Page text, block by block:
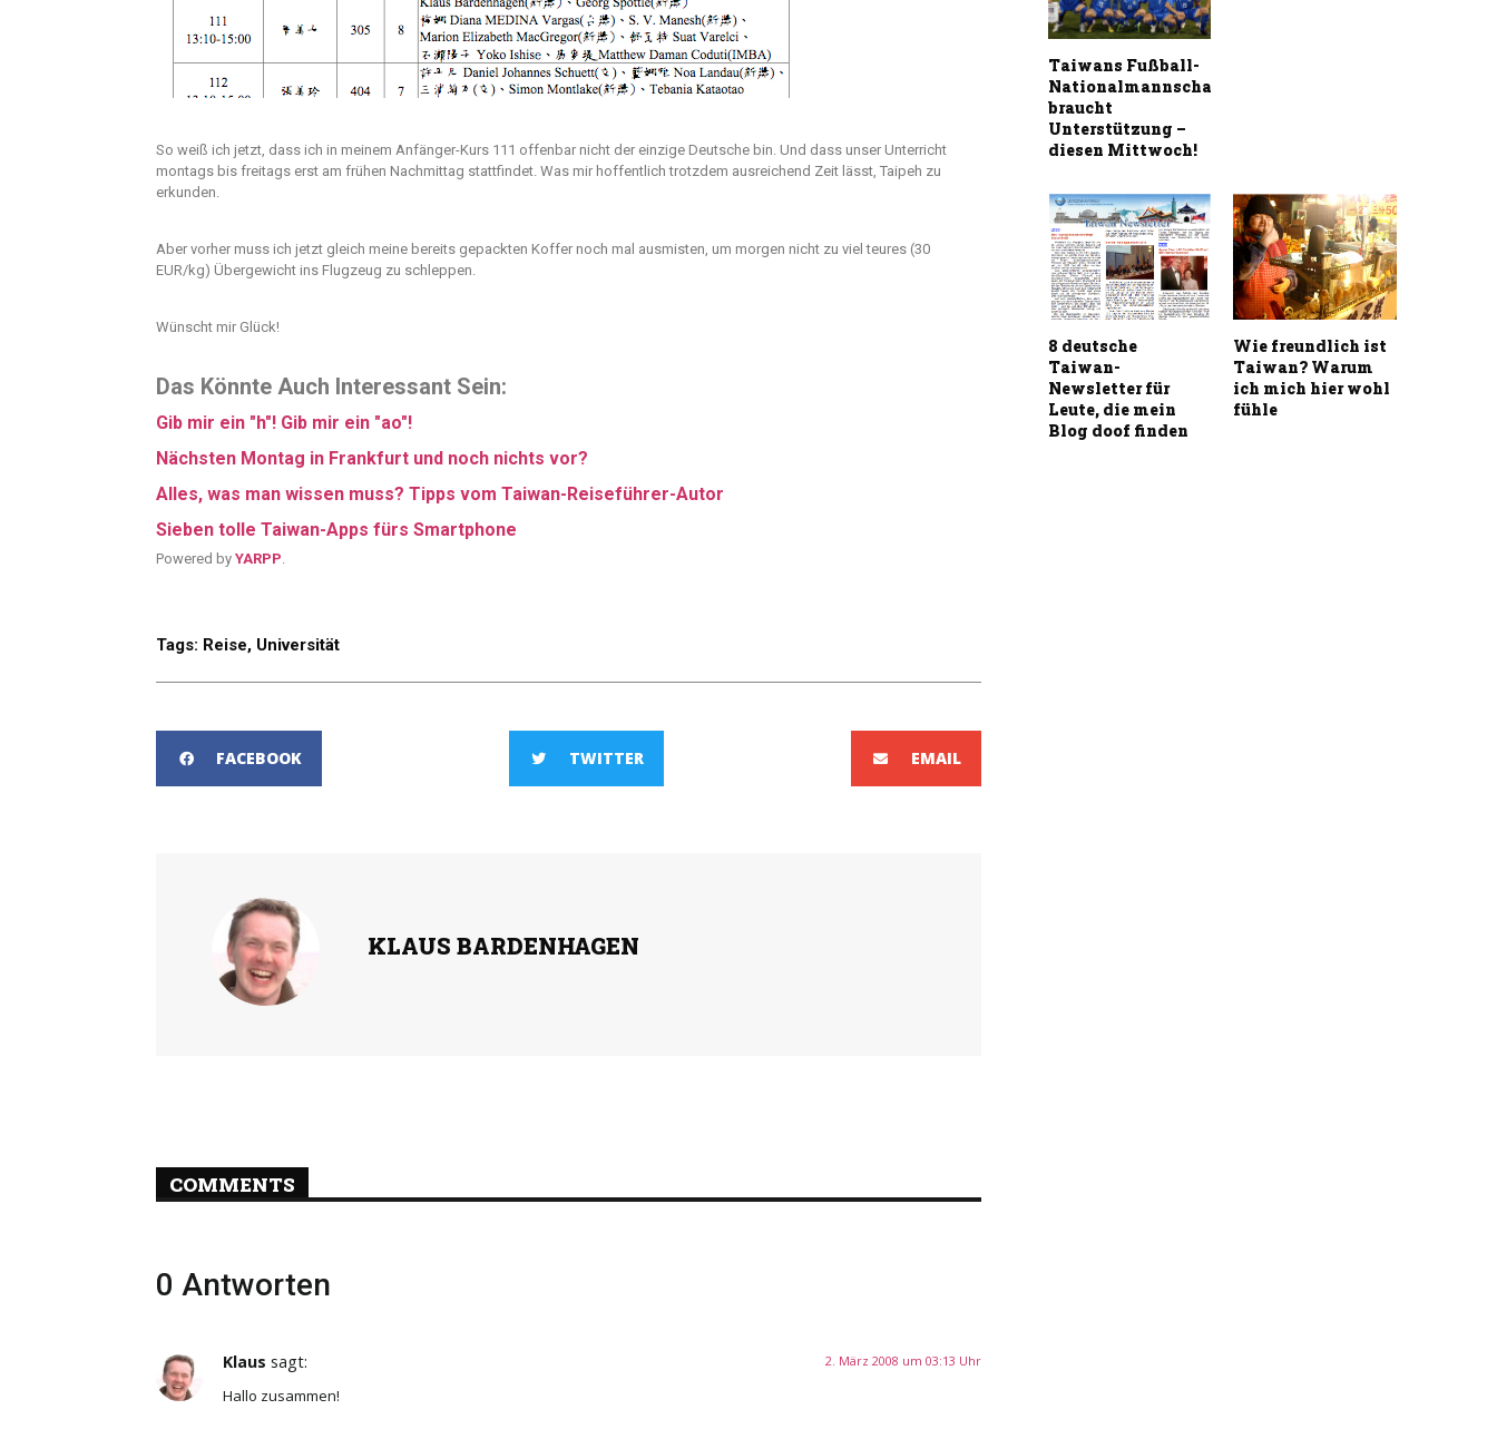
So weiß ich jetzt, dass ich in meinem Anfänger-Kurs 111 offenbar nicht der einzige Deutsche bin. Und dass unser Unterricht
montags bis freitags erst am frühen Nachmittag stattfindet. Was mir hoffentlich trotzdem ausreichend Zeit lässt, Taipeh zu
erkunden.
Aber vorher muss ich jetzt gleich meine bereits gepackten Koffer noch mal ausmisten, um morgen nicht zu viel teures (30
EUR/kg) Übergewicht ins Flugzeug zu schleppen.
Wünscht mir Glück!
Das Könnte Auch Interessant Sein:
Gib mir ein "h"! Gib mir ein "ao"!
Nächsten Montag in Frankfurt und noch nichts vor?
Alles, was man wissen muss? Tipps vom Taiwan-Reiseführer-Autor
Sieben tolle Taiwan-Apps fürs Smartphone
Powered by YARPP.
Tags: Reise, Universität
FACEBOOK TWITTER EMAIL
KLAUS BARDENHAGEN
COMMENTS
0 Antworten
Klaus sagt: 2. März 2008 um 03:13 Uhr
Hallo zusammen!
Taiwans Fußball-
Nationalmannschaft
braucht
Unterstützung –
diesen Mittwoch!
8 deutsche
Taiwan-
Newsletter für
Leute, die mein
Blog doof finden
Wie freundlich ist
Taiwan? Warum
ich mich hier wohl
fühle